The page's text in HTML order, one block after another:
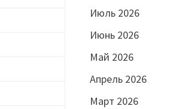
Июль 2026
Июнь 2026
Май 2026
Апрель 2026
Март 2026